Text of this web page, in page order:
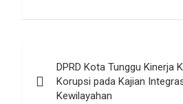
pos
DPRD Kota Tunggu Kinerja
Korupsi pada Kajian
Kewilayahan